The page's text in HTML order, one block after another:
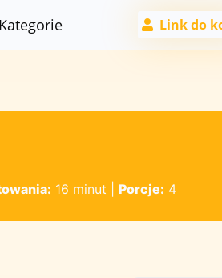
Kategorie Link do
16 minut Porcje: 4